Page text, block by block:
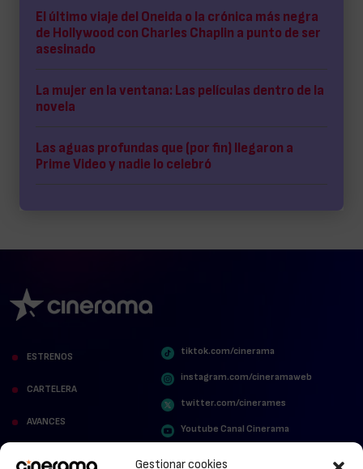
Gestionar cookies
El último viaje del Oneida o la crónica más negra
de Hollywood con Charles Chaplin a punto de ser
asesinado
La mujer en la ventana: Las películas dentro de la
novela
Las aguas profundas que (por fin) llegaron a
Prime Video y nadie lo celebró
ESTRENOS
CARTELERA
AVANCES
tiktok.com/cinerama
instagram.com/cineramaweb
twitter.com/cinerames
Youtube Canal Cinerama